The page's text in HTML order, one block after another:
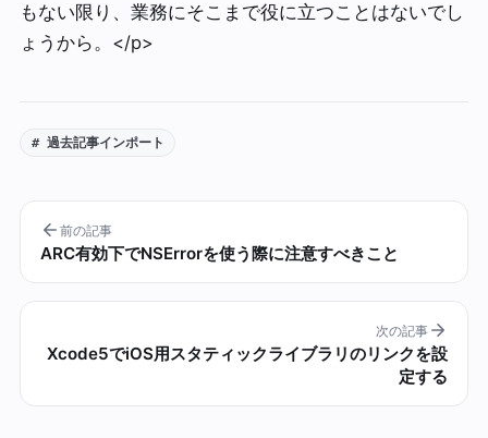
もない限り、業務にそこまで役に立つことはないでし
ょうから。</p>
# 過去記事インポート
前の記事
ARC有効下でNSErrorを使う際に注意すべきこと
次の記事
Xcode5でiOS用スタティックライブラリのリンクを設
定する